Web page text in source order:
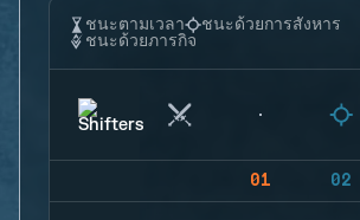
ชนะตามเวลา
ชนะด้วยการสังหาร
ชนะด้วยภารกิจ
01 02